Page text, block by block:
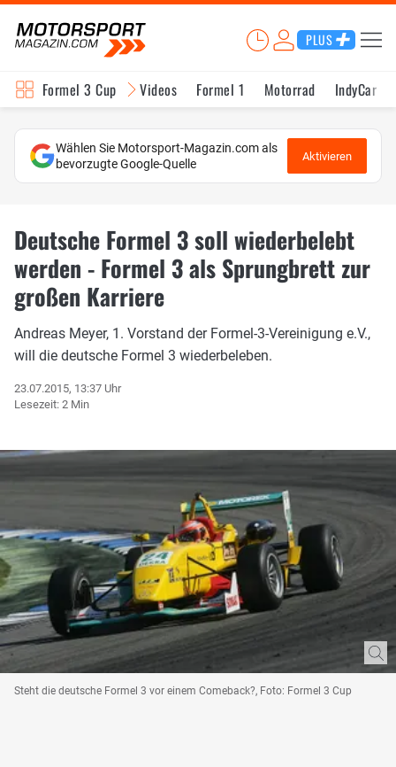
PLUS
Formel 3 Cup Videos Formel 1 Motorrad IndyCar
Wählen Sie Motorsport-Magazin.com als
bevorzugte Google-Quelle
Aktivieren
Deutsche Formel 3 soll wiederbelebt
werden - Formel 3 als Sprungbrett zur
großen Karriere
Andreas Meyer, 1. Vorstand der Formel-3-Vereinigung e.V.,
will die deutsche Formel 3 wiederbeleben.
23.07.2015, 13:37 Uhr
Lesezeit: 2 Min
Steht die deutsche Formel 3 vor einem Comeback?, Foto: Formel 3 Cup